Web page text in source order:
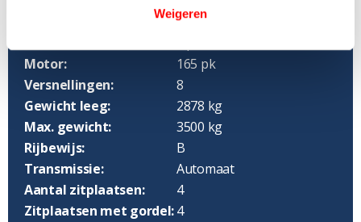
Weigeren
2024
Motor:
165 pk
Versnellingen:
8
Gewicht leeg:
2878 kg
Max. gewicht:
3500 kg
Rijbewijs:
B
Transmissie:
Automaat
Aantal zitplaatsen:
4
Zitplaatsen met gordel:4